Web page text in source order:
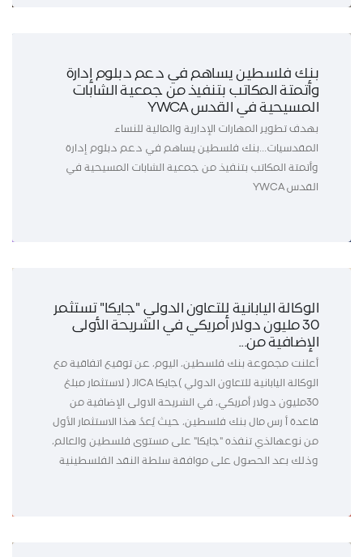
بنك فلسطين يساهم في دعم دبلوم إدارة
وأتمتة المكاتب بتنفيذ من جمعية الشابات
المسيحية في القدس YWCA
بهدف تطوير المهارات الإدارية والمالية للنساء
المقدسيات...بنك فلسطين يساهم في دعم دبلوم إدارة
وأتمتة المكاتب بتنفيذ من جمعية الشابات المسيحية في
القدس YWCA
الوكالة اليابانية للتعاون الدولي "جايكا" تستثمر
30 مليون دولار أمريكي في الشريحة الأولى
الإضافية من...
أعلنت مجموعة بنك فلسطين، اليوم، عن توقيع اتفاقية مع
الوكالة اليابانية للتعاون الدولي )جايكا JICA ( لاستثمار مبلغ
30مليون دولار أمريكي، في الشريحة الاولى الإضافية من
قاعدة أ رس مال بنك فلسطين، حيث يُعدُ هذا الاستثمار الأول
من نوعهالذي تنفذه "جايكا" على مستوى فلسطين والعالم،
وذلك بعد الحصول على موافقة سلطة النقد الفلسطينية